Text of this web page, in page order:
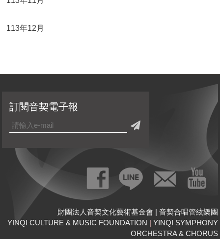
113年12月
財團法人音契文化藝術基金會 | 音契合唱管絃樂團
YINQI CULTURE & MUSIC FOUNDATION | YINQI SYMPHONY
ORCHESTRA & CHORUS
訂閱音契電子報